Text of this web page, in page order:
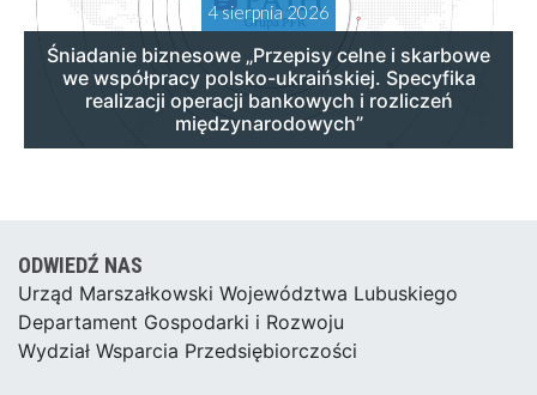
4 sierpnia 2026
Śniadanie biznesowe „Przepisy celne i skarbowe
we współpracy polsko-ukraińskiej. Specyfika
realizacji operacji bankowych i rozliczeń
międzynarodowych”
ODWIEDŹ NAS
Urząd Marszałkowski Województwa Lubuskiego
Departament Gospodarki i Rozwoju
Wydział Wsparcia Przedsiębiorczości